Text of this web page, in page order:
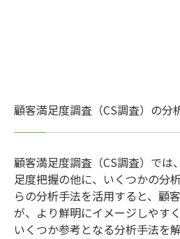
顧客満足度調査（CS調査）の分
顧客満足度調査（CS調査）では
足度把握の他に、いくつかの分
らの分析手法を活用すると、顧
が、より鮮明にイメージしやす
いくつか参考となる分析手法を解